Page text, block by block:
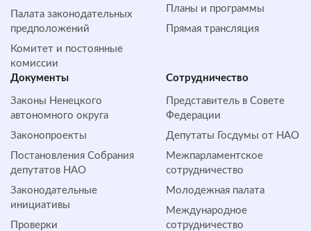
Палата законодательных
предположений
Комитет и постоянные
комиссии
Планы и программы
Прямая трансляция
Документы
Законы Ненецкого
автономного округа
Законопроекты
Постановления Собрания
депутатов НАО
Законодательные
инициативы
Проверки
Сотрудничество
Представитель в Совете
Федерации
Депутаты Госдумы от НАО
Межпарламентское
сотрудничество
Молодежная палата
Международное
сотрудничество